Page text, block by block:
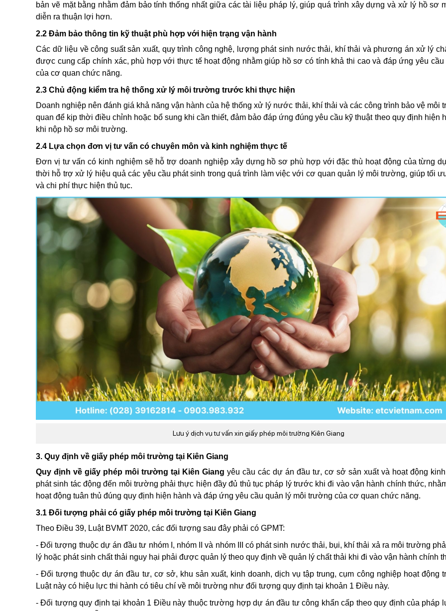
bản vẽ mặt bằng nhằm đảm bảo tính thống nhất giữa các tài liệu pháp lý, giúp quá trình xây dựng và xử lý hồ sơ
diễn ra thuận lợi hơn.
2.2 Đảm bảo thông tin kỹ thuật phù hợp với hiện trạng vận hành
Các dữ liệu về công suất sản xuất, quy trình công nghệ, lượng phát sinh nước thải, khí thải và phương án xử lý
được cung cấp chính xác, phù hợp với thực tế hoạt động nhằm giúp hồ sơ có tính khả thi cao và đáp ứng yêu cầu
của cơ quan chức năng.
2.3 Chủ động kiểm tra hệ thống xử lý môi trường trước khi thực hiện
Doanh nghiệp nên đánh giá khả năng vận hành của hệ thống xử lý nước thải, khí thải và các công trình bảo vệ môi
quan để kịp thời điều chỉnh hoặc bổ sung khi cần thiết, đảm bảo đáp ứng đúng yêu cầu kỹ thuật theo quy định hiện
khi nộp hồ sơ môi trường.
2.4 Lựa chọn đơn vị tư vấn có chuyên môn và kinh nghiệm thực tế
Đơn vị tư vấn có kinh nghiệm sẽ hỗ trợ doanh nghiệp xây dựng hồ sơ phù hợp với đặc thù hoạt động của từng
thời hỗ trợ xử lý hiệu quả các yêu cầu phát sinh trong quá trình làm việc với cơ quan quản lý môi trường, giúp tối
và chi phí thực hiện thủ tục.
Lưu ý dịch vụ tư vấn xin giấy phép môi trường Kiên Giang
3. Quy định về giấy phép môi trường tại Kiên Giang
Quy định về giấy phép môi trường tại Kiên Giang yêu cầu các dự án đầu tư, cơ sở sản xuất và hoạt động
phát sinh tác động đến môi trường phải thực hiện đầy đủ thủ tục pháp lý trước khi đi vào vận hành chính thức,
hoạt động tuân thủ đúng quy định hiện hành và đáp ứng yêu cầu quản lý môi trường của cơ quan chức năng.
3.1 Đối tượng phải có giấy phép môi trường tại Kiên Giang
Theo Điều 39, Luật BVMT 2020, các đối tượng sau đây phải có GPMT:
- Đối tượng thuộc dự án đầu tư nhóm I, nhóm II và nhóm III có phát sinh nước thải, bụi, khí thải xả ra môi trường
lý hoặc phát sinh chất thải nguy hại phải được quản lý theo quy định về quản lý chất thải khi đi vào vận hành chính
- Đối tượng thuộc dự án đầu tư, cơ sở, khu sản xuất, kinh doanh, dịch vụ tập trung, cụm công nghiệp hoạt động
Luật này có hiệu lực thi hành có tiêu chí về môi trường như đối tượng quy định tại khoản 1 Điều này.
- Đối tượng quy định tại khoản 1 Điều này thuộc trường hợp dự án đầu tư công khẩn cấp theo quy định của pháp